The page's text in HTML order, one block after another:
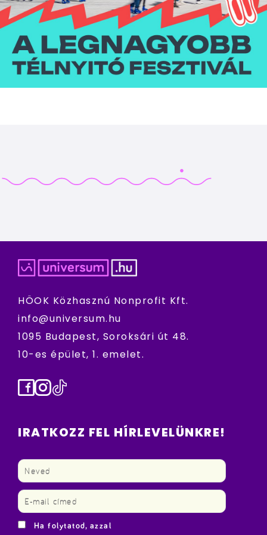
HÖOK Közhasznú Nonprofit Kft.
info@universum.hu
1095 Budapest, Soroksári út 48.
10-es épület, 1. emelet.
Facebook
Instagram
TikTok
IRATKOZZ FEL HÍRLEVELÜNKRE!
Ha folytatod, azzal